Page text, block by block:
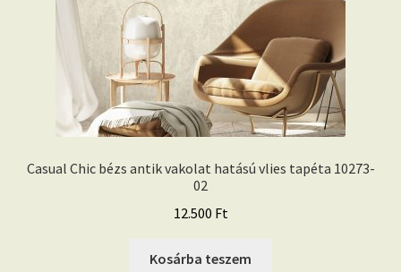
Casual Chic bézs antik vakolat hatású vlies tapéta 10273-
02
12.500 Ft
Kosárba teszem